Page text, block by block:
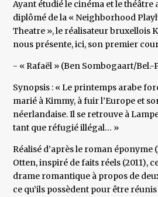
Ayant étudié le cinéma et le théâtre
diplômé de la « Neighborhood
Theatre », le réalisateur bruxellois
nous présente, ici, son premier
- « Rafaël » (Ben Sombogaart/Bel.-
Synopsis : « Le printemps arabe
marié à Kimmy, à fuir l’Europe et
néerlandaise. Il se retrouve à
tant que réfugié illégal… »
Réalisé d’après le roman éponyme
Otten, inspiré de faits réels (2011),
drame romantique à propos de
ce qu’ils possèdent pour être